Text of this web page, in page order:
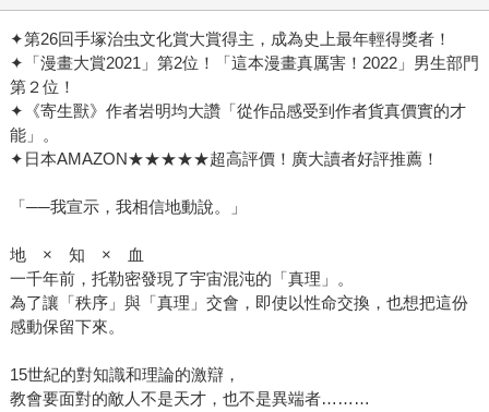
✦第26回手塚治虫文化賞大賞得主，成為史上最年輕得獎者！
✦「漫畫大賞2021」第2位！「這本漫畫真厲害！2022」男生部門
第２位！
✦《寄生獸》作者岩明均大讚「從作品感受到作者貨真價實的才
能」。
✦日本AMAZON★★★★★超高評價！廣大讀者好評推薦！
「──我宣示，我相信地動說。」
地 × 知 × 血
一千年前，托勒密發現了宇宙混沌的「真理」。
為了讓「秩序」與「真理」交會，即使以性命交換，也想把這份
感動保留下來。
15世紀的對知識和理論的激辯，
教會要面對的敵人不是天才，也不是異端者………